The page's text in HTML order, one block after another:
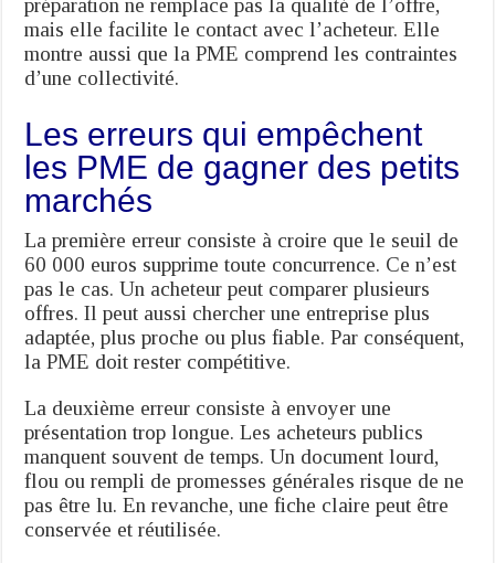
préparation ne remplace pas la qualité de l’offre,
mais elle facilite le contact avec l’acheteur. Elle
montre aussi que la PME comprend les contraintes
d’une collectivité.
Les erreurs qui empêchent
les PME de gagner des petits
marchés
La première erreur consiste à croire que le seuil de
60 000 euros supprime toute concurrence. Ce n’est
pas le cas. Un acheteur peut comparer plusieurs
offres. Il peut aussi chercher une entreprise plus
adaptée, plus proche ou plus fiable. Par conséquent,
la PME doit rester compétitive.
La deuxième erreur consiste à envoyer une
présentation trop longue. Les acheteurs publics
manquent souvent de temps. Un document lourd,
flou ou rempli de promesses générales risque de ne
pas être lu. En revanche, une fiche claire peut être
conservée et réutilisée.